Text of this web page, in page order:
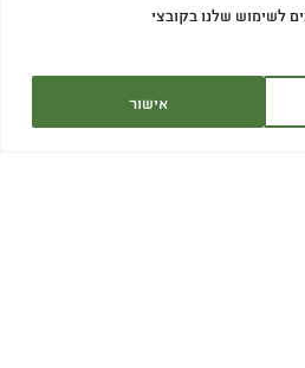
לשימוש שלנו בקובצי
אישור